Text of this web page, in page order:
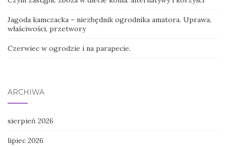
Jagoda kamczacka – niezbędnik ogrodnika amatora. Uprawa,
właściwości, przetwory
Czerwiec w ogrodzie i na parapecie.
ARCHIWA
sierpień 2026
lipiec 2026